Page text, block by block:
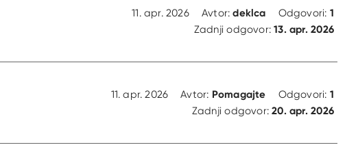
11. apr. 2026 Avtor:deklca Odgovori: 1
Zadnji odgovor:13. apr. 2026
11. apr. 2026 Avtor: Pomagajte Odgovori: 1
Zadnji odgovor:20. apr. 2026